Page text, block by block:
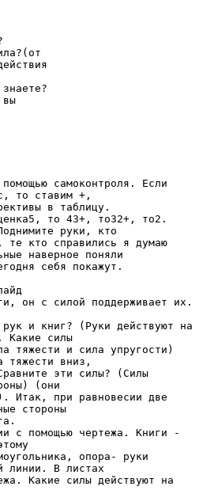
самоконтроля. Если
то ставим +,
в таблицу.
то 43+, то32+, то2.
руки, кто
кто справились я думаю
наверное поняли
себя покажут.
он с силой поддерживает их.
рук и книг? (Руки действуют на
Какие силы
тяжести и сила упругости)
тяжести вниз,
эти силы? (Силы
(они
Итак, при равновесии две
стороны
с помощью чертежа. Книги -
опора- руки
линии. В листах
Какие силы действуют на